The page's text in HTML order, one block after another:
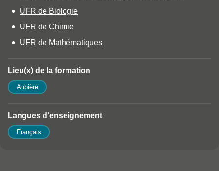
UFR de Biologie
UFR de Chimie
UFR de Mathématiques
Lieu(x) de la formation
Aubière
Langues d'enseignement
Français